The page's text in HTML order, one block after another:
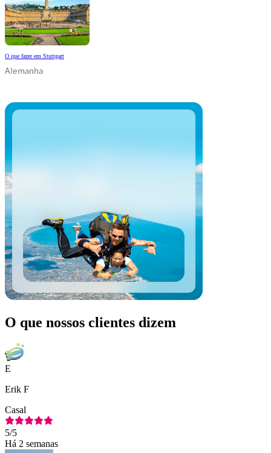
O que fazer em Stuttgart
Alemanha
O que nossos clientes dizem
E
Erik F
Casal
5/5
Há 2 semanas